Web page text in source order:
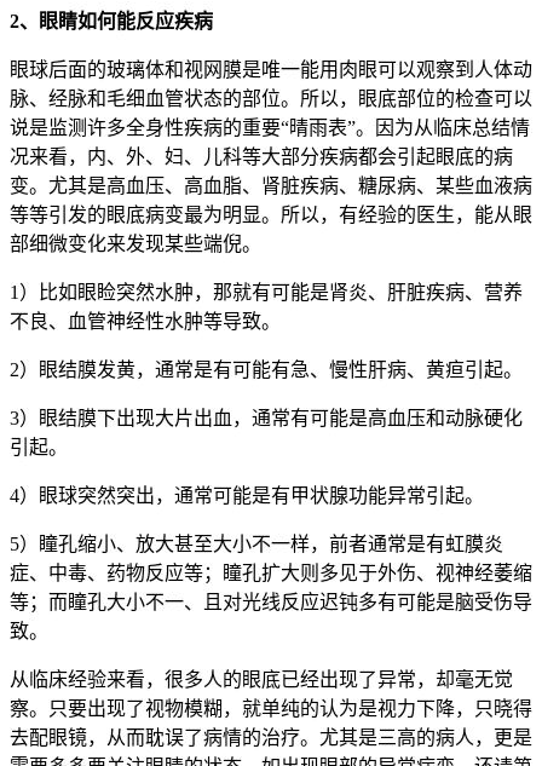
2、眼睛如何能反应疾病
眼球后面的玻璃体和视网膜是唯一能用肉眼可以观察到人体动
脉、经脉和毛细血管状态的部位。所以，眼底部位的检查可以
说是监测许多全身性疾病的重要“晴雨表”。因为从临床总结情
况来看，内、外、妇、儿科等大部分疾病都会引起眼底的病
变。尤其是高血压、高血脂、肾脏疾病、糖尿病、某些血液病
等等引发的眼底病变最为明显。所以，有经验的医生，能从眼
部细微变化来发现某些端倪。
1）比如眼睑突然水肿，那就有可能是肾炎、肝脏疾病、营养
不良、血管神经性水肿等导致。
2）眼结膜发黄，通常是有可能有急、慢性肝病、黄疸引起。
3）眼结膜下出现大片出血，通常有可能是高血压和动脉硬化
引起。
4）眼球突然突出，通常可能是有甲状腺功能异常引起。
5）瞳孔缩小、放大甚至大小不一样，前者通常是有虹膜炎
症、中毒、药物反应等；瞳孔扩大则多见于外伤、视神经萎缩
等；而瞳孔大小不一、且对光线反应迟钝多有可能是脑受伤导
致。
从临床经验来看，很多人的眼底已经出现了异常，却毫无觉
察。只要出现了视物模糊，就单纯的认为是视力下降，只晓得
去配眼镜，从而耽误了病情的治疗。尤其是三高的病人，更是